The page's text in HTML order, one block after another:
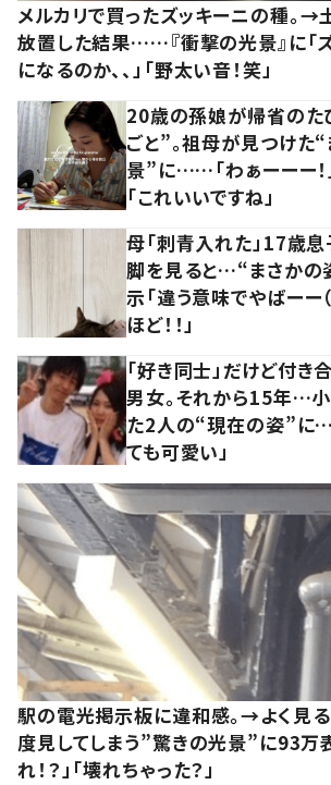
メルカリで買ったズッキーニの種。→
放置した結果……『衝撃の光景』に「
になるのか、、」「野太い音！笑」
20歳の孫娘が帰省のた
ごと”。祖母が見つけた
景”に……「わぁーーー！
「これいいですね」
母「刺青入れた」17歳息
脚を見ると…“まさかの
示「違う意味でやばーー（
ほど！！」
「好き同士」だけど付き
男女。それから15年…
た2人の“現在の姿”に
ても可愛い」
駅の電光掲示板に違和感。→よく見
度見してしまう”驚きの光景”に93万
れ！？」「壊れちゃった？」